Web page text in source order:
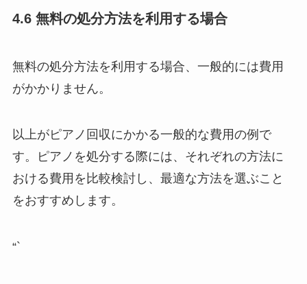
4.6 無料の処分方法を利用する場合
無料の処分方法を利用する場合、一般的には費用
がかかりません。
以上がピアノ回収にかかる一般的な費用の例で
す。ピアノを処分する際には、それぞれの方法に
おける費用を比較検討し、最適な方法を選ぶこと
をおすすめします。
“`